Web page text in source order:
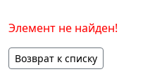
Элемент не найден!
Возврат к списку